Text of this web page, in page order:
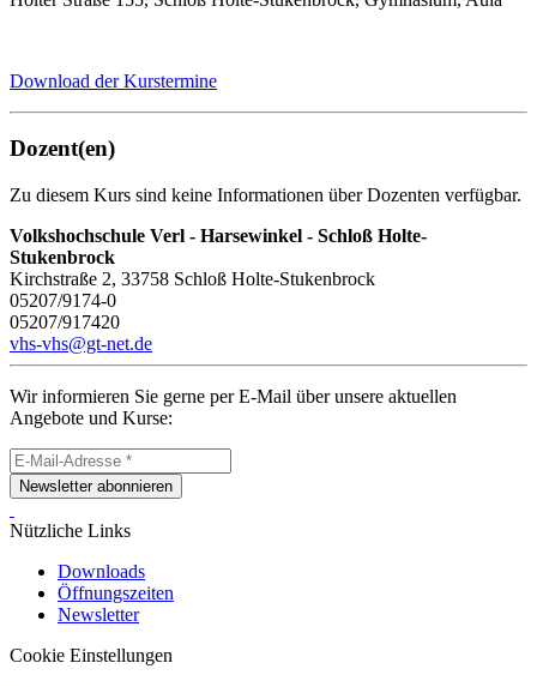
Download der Kurstermine
Dozent(en)
Zu diesem Kurs sind keine Informationen über Dozenten verfügbar.
Volkshochschule Verl - Harsewinkel - Schloß Holte-
Stukenbrock
Kirchstraße 2, 33758 Schloß Holte-Stukenbrock
05207/9174-0
05207/917420
vhs-vhs@gt-net.de
Wir informieren Sie gerne per E-Mail über unsere aktuellen
Angebote und Kurse:
Newsletter abonnieren
Nützliche Links
Downloads
Öffnungszeiten
Newsletter
Cookie Einstellungen